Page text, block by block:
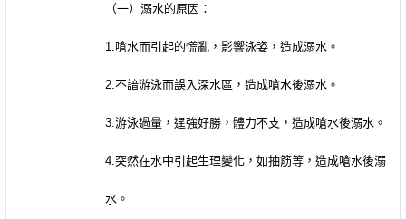
（一）溺水的原因：
1. 嗆水而引起的慌亂，影響泳姿，造成溺水。
2.不諳游泳而誤入深水區，造成嗆水後溺水。
3.游泳過量，逞強好勝，體力不支，造成嗆水後溺水。
4.突然在水中引起生理變化，如抽筋等，造成嗆水後溺
水。